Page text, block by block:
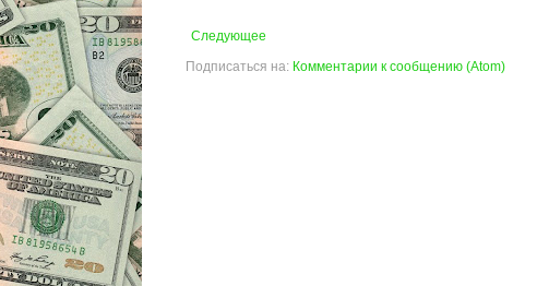
Следующее
Подписаться на: Комментарии к сообщению (Atom)